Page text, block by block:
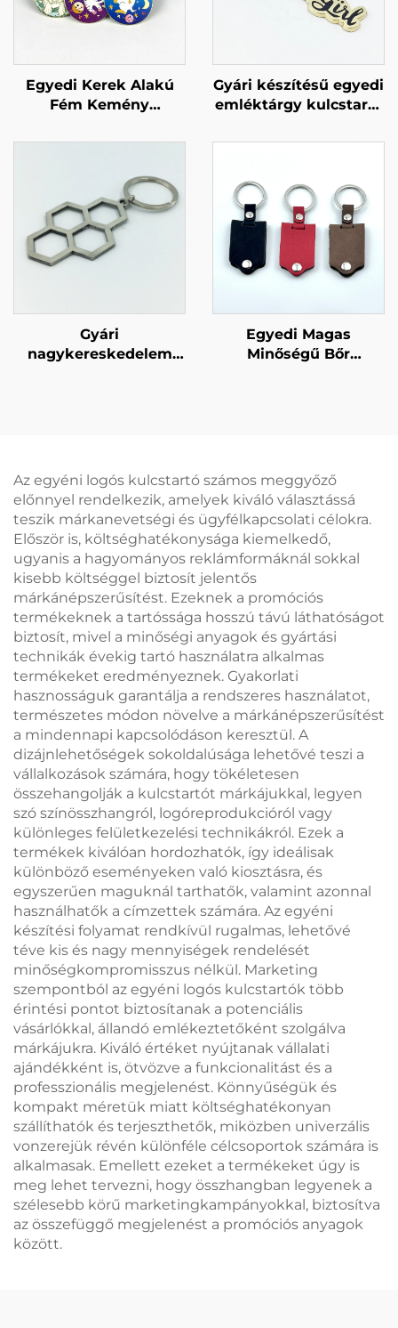
Egyedi Kerek Alakú
Fém Kemény
Kulcstartó Eladó
Gyári készítésű egyedi
emléktárgy kulcstartó
nőnek
Gyári
nagykereskedelem
Egyedi Magas
Minőségű Bőr
Gombos Tervezésű
Kulcstartó
Az egyéni logós kulcstartó számos meggyőző
előnnyel rendelkezik, amelyek kiváló választássá
teszik márkanevetségi és ügyfélkapcsolati célokra.
Először is, költséghatékonysága kiemelkedő,
ugyanis a hagyományos reklámformáknál sokkal
kisebb költséggel biztosít jelentős
márkánépszerűsítést. Ezeknek a promóciós
termékeknek a tartóssága hosszú távú láthatóságot
biztosít, mivel a minőségi anyagok és gyártási
technikák évekig tartó használatra alkalmas
termékeket eredményeznek. Gyakorlati
hasznosságuk garantálja a rendszeres használatot,
természetes módon növelve a márkánépszerűsítést
a mindennapi kapcsolódáson keresztül. A
dizájnlehetőségek sokoldalúsága lehetővé teszi a
vállalkozások számára, hogy tökéletesen
összehangolják a kulcstartót márkájukkal, legyen
szó színösszhangról, logóreprodukcióról vagy
különleges felületkezelési technikákról. Ezek a
termékek kiválóan hordozhatók, így ideálisak
különböző eseményeken való kiosztásra, és
egyszerűen maguknál tarthatők, valamint azonnal
használhatők a címzettek számára. Az egyéni
készítési folyamat rendkívül rugalmas, lehetővé
téve kis és nagy mennyiségek rendelését
minőségkompromisszus nélkül. Marketing
szempontból az egyéni logós kulcstartók több
érintési pontot biztosítanak a potenciális
vásárlókkal, állandó emlékeztetőként szolgálva
márkájukra. Kiváló értéket nyújtanak vállalati
ajándékként is, ötvözve a funkcionalitást és a
professzionális megjelenést. Könnyűségük és
kompakt méretük miatt költséghatékonyan
szállíthatók és terjeszthetők, miközben univerzális
vonzerejük révén különféle célcsoportok számára is
alkalmasak. Emellett ezeket a termékeket úgy is
meg lehet tervezni, hogy összhangban legyenek a
szélesebb körű marketingkampányokkal, biztosítva
az összefüggő megjelenést a promóciós anyagok
között.